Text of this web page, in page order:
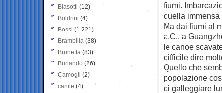
fiumi.
quella immensa
Ma dai fiumi al
a.C., a
le canoe
difficile dire
Quello che
popolazione
di galleggiare
Biasotti (12)
Boldrini (4)
Bossi (1.221)
Brambilla (38)
Brunetta (83)
Burlando (26)
Camogli (2)
canile (4)